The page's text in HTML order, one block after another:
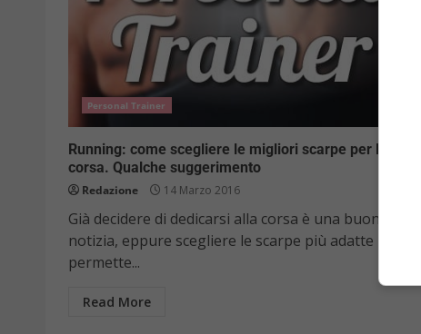
Personal Trainer
Running: come scegliere le migliori scarpe per la
corsa. Qualche suggerimento
Redazione 14 Marzo 2016
Già decidere di dedicarsi alla corsa è una buona
notizia, eppure scegliere le scarpe più adatte
permette...
Read More